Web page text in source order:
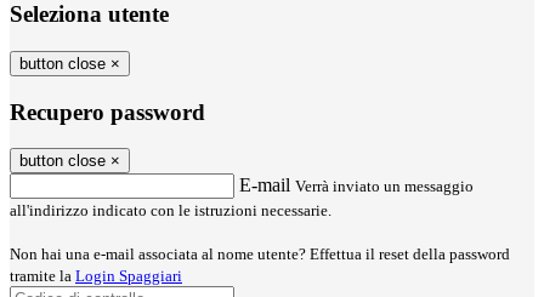
Seleziona utente
button close ×
Recupero password
button close ×
E-mail Verrà inviato un messaggio
all'indirizzo indicato con le istruzioni necessarie.
Non hai una e-mail associata al nome utente? Effettua il reset della password
tramite la Login Spaggiari